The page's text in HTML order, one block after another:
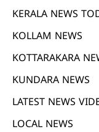
KERALA NEWS
KOLLAM NEWS
KOTTARAKARA
KUNDARA NEWS
LATEST NEWS
LOCAL NEWS